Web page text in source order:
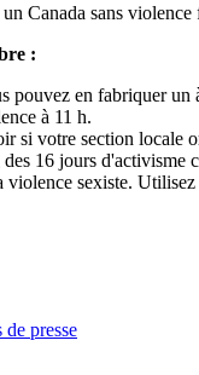
Canada sans
:
pouvez en fabriquer
à 11 h.
si votre section locale
16 jours d'activisme
sexiste.
presse